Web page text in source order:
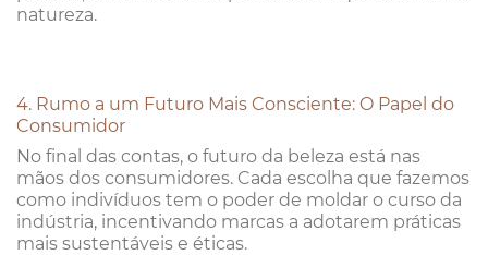
natureza.
4. Rumo a um Futuro Mais Consciente: O Papel do
Consumidor
No final das contas, o futuro da beleza está nas
mãos dos consumidores. Cada escolha que fazemos
como indivíduos tem o poder de moldar o curso da
indústria, incentivando marcas a adotarem práticas
mais sustentáveis e éticas.